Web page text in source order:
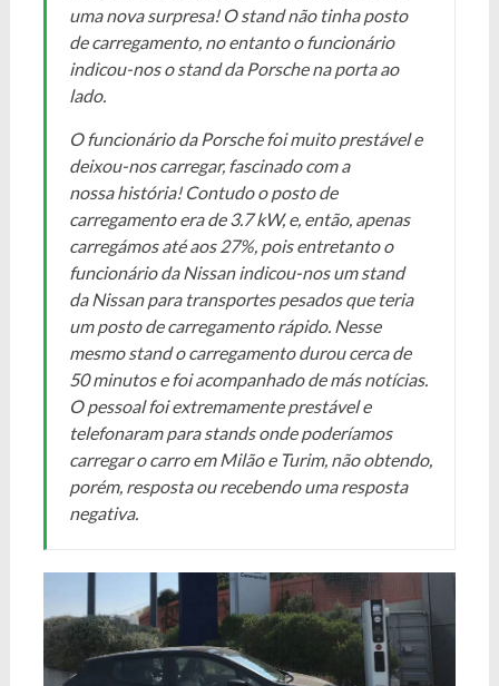
uma nova surpresa! O stand não tinha posto
de carregamento, no entanto o funcionário
indicou-nos o stand da Porsche na porta ao
lado.
O funcionário da Porsche foi muito prestável e
deixou-nos carregar, fascinado com a
nossa história! Contudo o posto de
carregamento era de 3.7 kW, e, então, apenas
carregámos até aos 27%, pois entretanto o
funcionário da Nissan indicou-nos um stand
da Nissan para transportes pesados que teria
um posto de carregamento rápido. Nesse
mesmo stand o carregamento durou cerca de
50 minutos e foi acompanhado de más notícias.
O pessoal foi extremamente prestável e
telefonaram para stands onde poderíamos
carregar o carro em Milão e Turim, não obtendo,
porém, resposta ou recebendo uma resposta
negativa.